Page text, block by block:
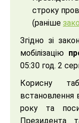
строку
(раніше
Згідно зі
мобілізацію
05:30 год. 2
Корисну
встановлення
року та
Президента